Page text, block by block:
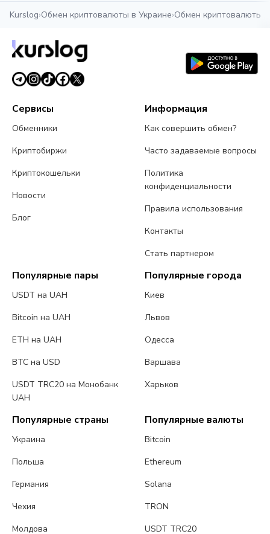
Kurslog›Обмен криптовалюты в Украине›Обмен криптовалюты
Сервисы
Обменники
Криптобиржи
Криптокошельки
Новости
Блог
Информация
Как совершить обмен?
Часто задаваемые вопросы
Политика
конфиденциальности
Правила использования
Контакты
Стать партнером
Популярные пары
USDT на UAH
Bitcoin на UAH
ETH на UAH
BTC на USD
USDT TRC20 на Монобанк
UAH
Популярные города
Киев
Львов
Одесса
Варшава
Харьков
Популярные страны
Украина
Польша
Германия
Чехия
Молдова
Популярные валюты
Bitcoin
Ethereum
Solana
TRON
USDT TRC20